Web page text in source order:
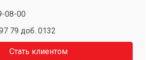
08-00
79 доб. 0132
Стать клиентом